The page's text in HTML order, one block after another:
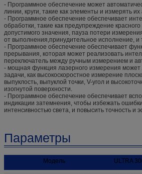
- Программное обеспечение может
линии, круги, такие как элементы и измерять их
- Программное обеспечение обеспечивает
обработки, такие как предупреждение
допустимого значения, пауза потери
от выполнения,принудительное исполнение, и
- Программное обеспечение обеспечивает
прерывания, которая может реализовать
переключатель между ручным измерением и
- мощная функция лазерного измерения может
задачи, как высокоскоростное измерение
выпуклость, выпуклой точки, V-угол и
изогнутой поверхности.
- Программное обеспечение обеспечивает
индикации затемнения, чтобы избежать
интенсивностью света, и повысить точность и
Параметры
Модель ULTRA